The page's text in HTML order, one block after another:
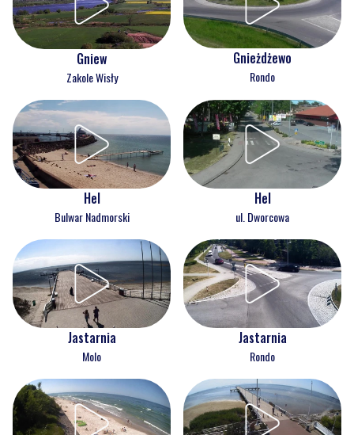
Gniew
Zakole Wisły
Gnieżdżewo
Rondo
Hel
Bulwar Nadmorski
Hel
ul. Dworcowa
Jastarnia
Molo
Jastarnia
Rondo